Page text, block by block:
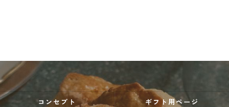
コンセプト ギフト用ページ